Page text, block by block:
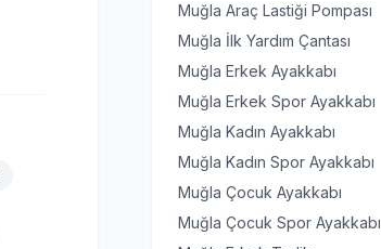
Muğla Araç Lastiği Pompası
Muğla İlk Yardım Çantası
Muğla Erkek Ayakkabı
Muğla Erkek Spor Ayakkabı
Muğla Kadın Ayakkabı
Muğla Kadın Spor Ayakkabı
Muğla Çocuk Ayakkabı
Muğla Çocuk Spor Ayakkabı